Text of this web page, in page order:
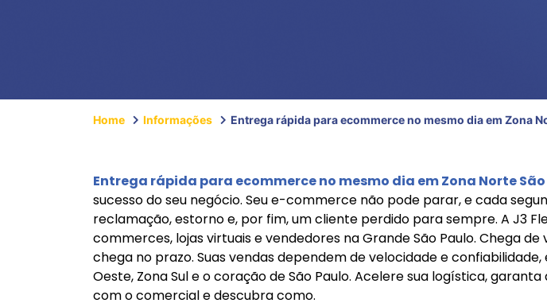
Home Informações Entrega rápida para ecommerce no mesmo dia em Zona
Entrega rápida para ecommerce no mesmo dia em Zona Norte
sucesso do seu negócio. Seu e-commerce não pode parar, e cada
reclamação, estorno e, por fim, um cliente perdido para sempre. A J3
commerces, lojas virtuais e vendedores na Grande São Paulo. Chega
chega no prazo. Suas vendas dependem de velocidade e
Oeste, Zona Sul e o coração de São Paulo. Acelere sua logística,
com o comercial e descubra como.